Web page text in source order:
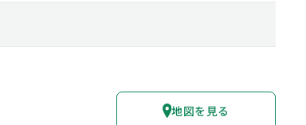
地図を見る